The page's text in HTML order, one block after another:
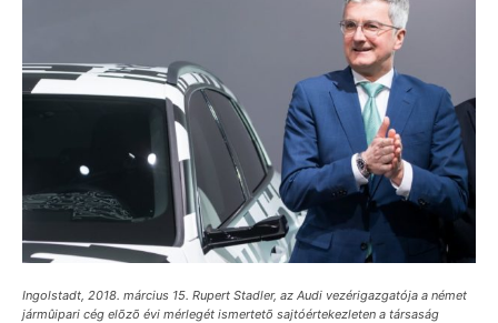
Ingolstadt, 2018. március 15. Rupert Stadler, az Audi vezérigazgatója a német
jármûipari cég elõzõ évi mérlegét ismertetõ sajtóértekezleten a társaság